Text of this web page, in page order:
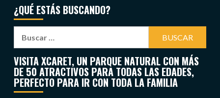
¿QUÉ ESTÁS BUSCANDO?
VISITA XCARET, UN PARQUE NATURAL CON MÁS
DE 50 ATRACTIVOS PARA TODAS LAS EDADES,
PERFECTO PARA IR CON TODA LA FAMILIA